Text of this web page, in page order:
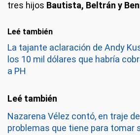
tres hijos Bautista, Beltrán y
Leé también
La tajante aclaración de Andy
los 10 mil dólares que habría
a PH
Nazarena Vélez contó, en traje
problemas que tiene para tomar